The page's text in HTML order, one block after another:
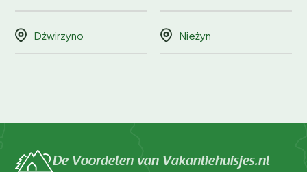
Dźwirzyno Nieżyn
De Voordelen van Vakantiehuisjes.nl